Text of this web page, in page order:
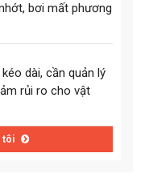
bơi mất phương
dài, cần quản lý
rủi ro cho vật
tôi